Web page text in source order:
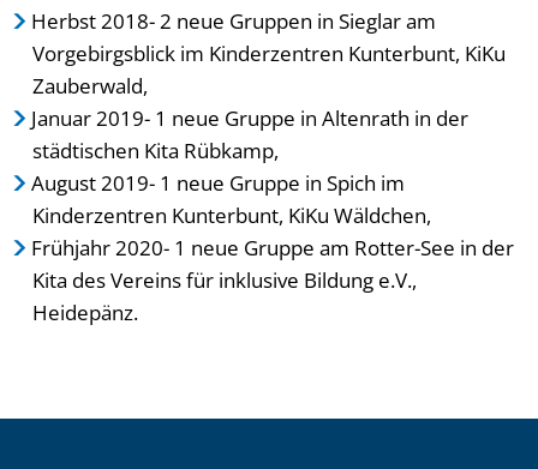
Herbst 2018- 2 neue Gruppen in Sieglar am
Vorgebirgsblick im Kinderzentren Kunterbunt, KiKu
Zauberwald,
Januar 2019- 1 neue Gruppe in Altenrath in der
städtischen Kita Rübkamp,
August 2019- 1 neue Gruppe in Spich im
Kinderzentren Kunterbunt, KiKu Wäldchen,
Frühjahr 2020- 1 neue Gruppe am Rotter-See in der
Kita des Vereins für inklusive Bildung e.V.,
Heidepänz.